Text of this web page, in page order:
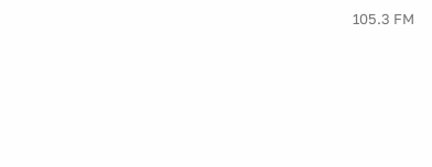
105.3 FM